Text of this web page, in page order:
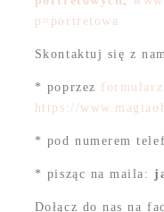
p=portretowa
Skontaktuj się z
* poprzez
https://
* pod numerem
* pisząc na maila:
Dołącz do nas na